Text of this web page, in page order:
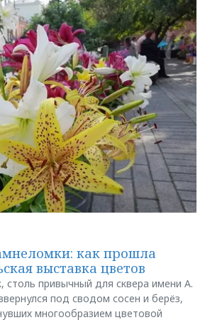
как прошла
выставка цветов
столь привычный для сквера имени А.
под сводом сосен и берёз,
многообразием цветовой